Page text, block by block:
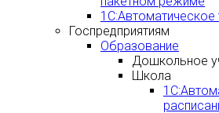
1С:Автоматическое
Госпредприятиям
Образование
Дошкольное
Школа